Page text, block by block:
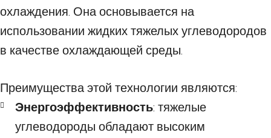
охлаждения. Она основывается на
использовании жидких тяжелых углеводородов
в качестве охлаждающей среды.
Преимущества этой технологии являются:
Энергоэффективность: тяжелые
углеводороды обладают высоким